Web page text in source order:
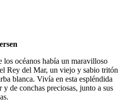
los océanos había un maravilloso
Rey del Mar, un viejo y sabio tritón
blanca. Vivía en esta espléndida
de conchas preciosas, junto a sus